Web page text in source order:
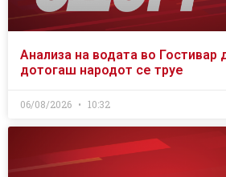
Анализа на водата во Гостивар
дотогаш народот се труе
06/08/2026 10:32